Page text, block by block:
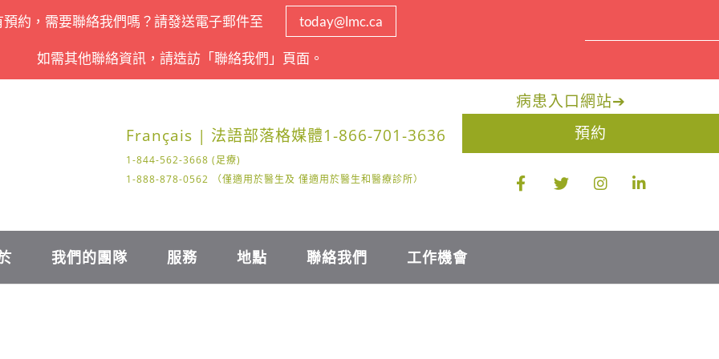
預約，需要聯絡我們嗎？請發送電子郵件至 today@lmc.ca
如需其他聯絡資訊，請造訪「聯絡我們」頁面。
Français | 法語部落格媒體1-866-701-3636
1-844-562-3668 (足療)
1-888-878-0562 （僅適用於醫生及 僅適用於醫生和醫療診所）
病患入口網站➔
預約
我們的團隊 服務 地點 聯絡我們 工作機會